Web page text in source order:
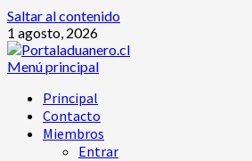
Saltar al contenido
1 agosto, 2026
Menú principal
Principal
Contacto
Miembros
Entrar